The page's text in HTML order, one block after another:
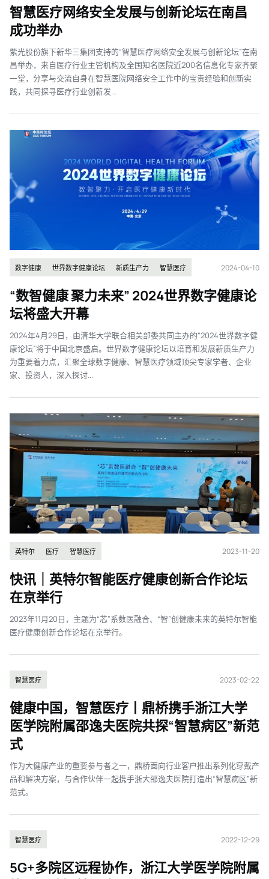
智慧医疗网络安全发展与创新论坛在南昌
成功举办
紫光股份旗下新华三集团支持的“智慧医疗网络安全发展与创新论坛”在南
昌举办，来自医疗行业主管机构及全国知名医院近200名信息化专家齐聚
一堂，分享与交流自身在智慧医院网络安全工作中的宝贵经验和创新实
践，共同探寻医疗行业创新发...
数字健康 世界数字健康论坛 新质生产力 智慧医疗 2024-04-10
“数智健康 聚力未来” 2024世界数字健康论
坛将盛大开幕
2024年4月29日，由清华大学联合相关部委共同主办的“2024世界数字健
康论坛”将于中国北京盛启。世界数字健康论坛以培育和发展新质生产力
为重要着力点，汇聚全球数字健康、智慧医疗领域顶尖专家学者、企业
家、投资人，深入探讨...
英特尔 医疗 智慧医疗 2023-11-20
快讯｜英特尔智能医疗健康创新合作论坛
在京举行
2023年11月20日，主题为“芯”系数医融合、“智”创健康未来的英特尔智能
医疗健康创新合作论坛在京举行。
智慧医疗 2023-02-22
健康中国，智慧医疗丨鼎桥携手浙江大学
医学院附属邵逸夫医院共探“智慧病区”新范
式
作为大健康产业的重要参与者之一，鼎桥面向行业客户推出系列化穿戴产
品和解决方案，与合作伙伴一起携手浙大邵逸夫医院打造出“智慧病区”新
范式。
智慧医疗 2022-12-29
5G+多院区远程协作，浙江大学医学院附属